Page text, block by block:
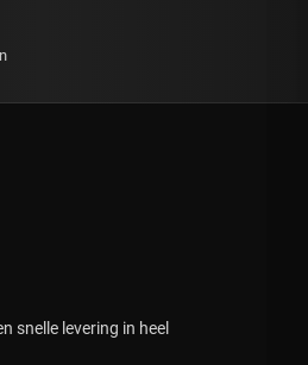
snelle levering in heel